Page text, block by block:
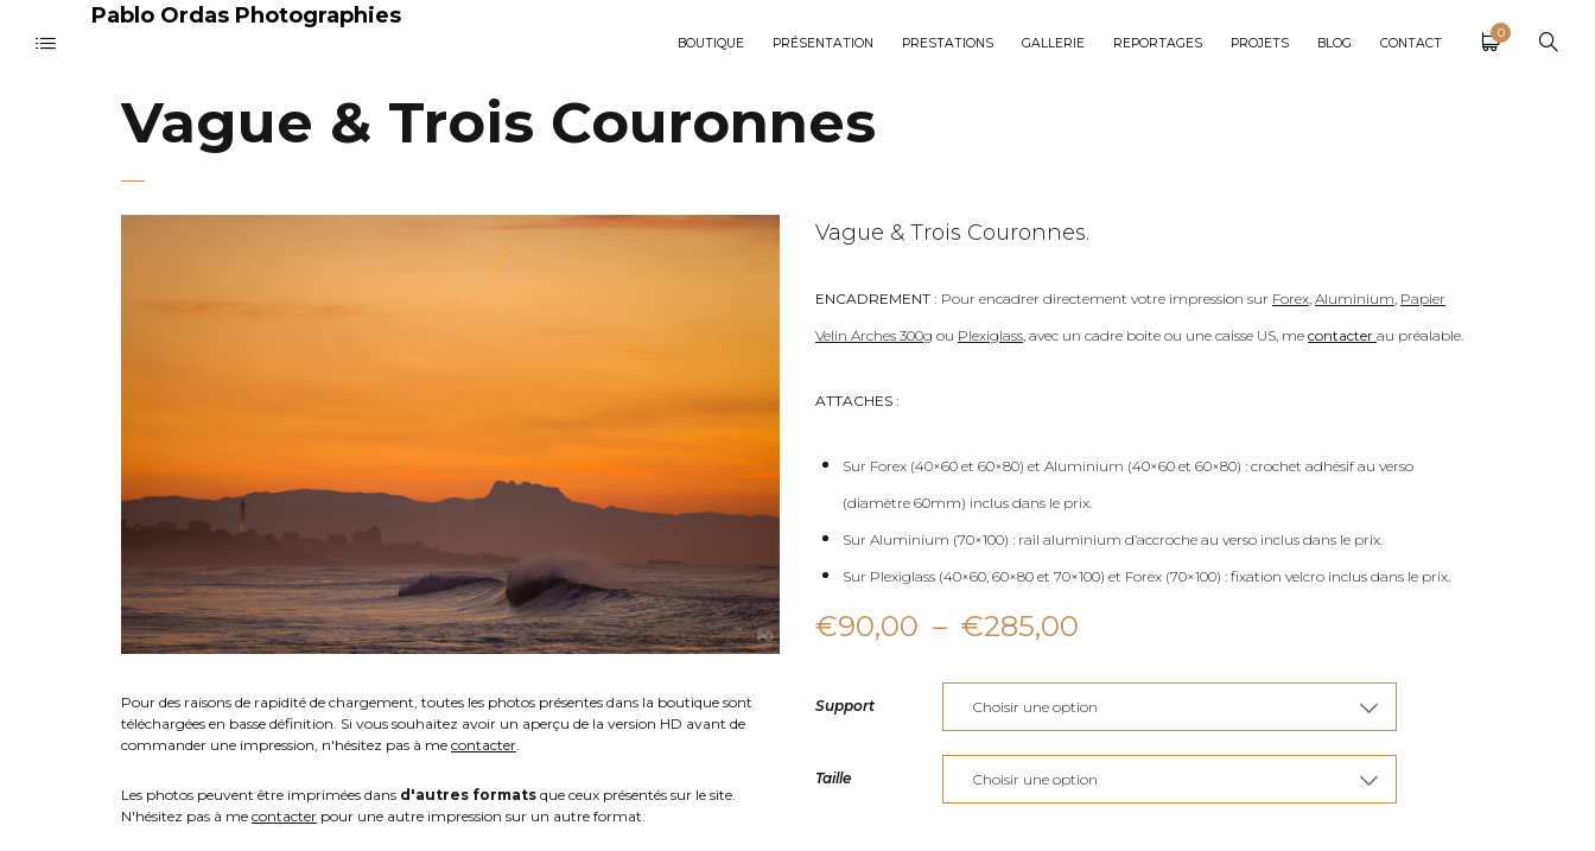
Pablo Ordas Photographies
BOUTIQUE PRÉSENTATION PRESTATIONS GALLERIE REPORTAGES PROJETS BLOG CONTACT
0
Vague & Trois Couronnes
Pour des raisons de rapidité de chargement, toutes les photos présentes dans la boutique sont
téléchargées en basse définition. Si vous souhaitez avoir un aperçu de la version HD avant de
commander une impression, n'hésitez pas à me contacter.
Les photos peuvent être imprimées dans d'autres formats que ceux présentés sur le site.
N'hésitez pas à me contacter pour une autre impression sur un autre format.
Vague & Trois Couronnes.
ENCADREMENT : Pour encadrer directement votre impression sur Forex, Aluminium, Papier
Velin Arches 300g ou Plexiglass, avec un cadre boite ou une caisse US, me contacter au préalable.
ATTACHES :
Sur Forex (40×60 et 60×80) et Aluminium (40×60 et 60×80) : crochet adhésif au verso
(diamètre 60mm) inclus dans le prix.
Sur Aluminium (70×100) : rail aluminium d’accroche au verso inclus dans le prix.
Sur Plexiglass (40×60, 60×80 et 70×100) et Forex (70×100) : fixation velcro inclus dans le prix.
€90,00 – €285,00
prix :
€90,00
à
Support
Taille